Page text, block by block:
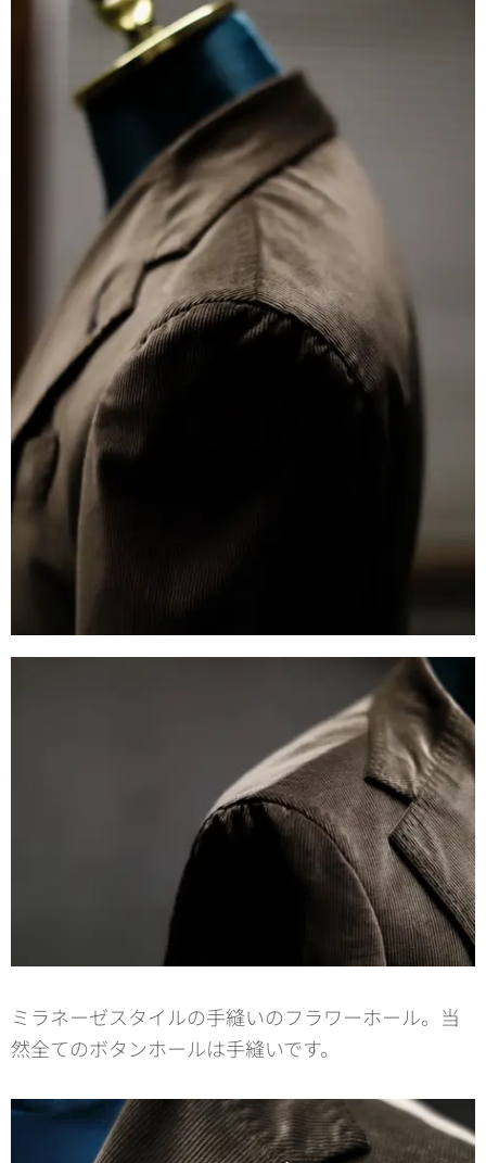
ミラネーゼスタイルの手縫いのフラワーホール。当
然全てのボタンホールは手縫いです。